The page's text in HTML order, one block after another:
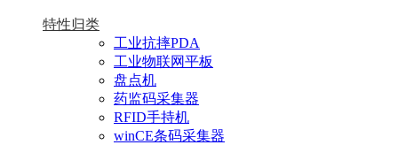
特性归类
工业抗摔PDA
工业物联网平板
盘点机
药监码采集器
RFID手持机
winCE条码采集器